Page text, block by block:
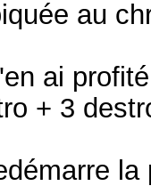
au
ai
+ 3
la